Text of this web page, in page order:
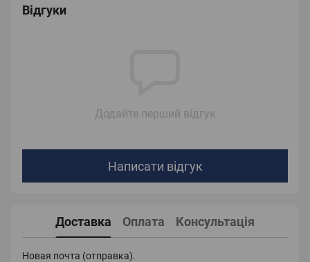
Відгуки
Додайте перший відгук
Написати відгук
Доставка Оплата Консультація
Новая почта (отправка).